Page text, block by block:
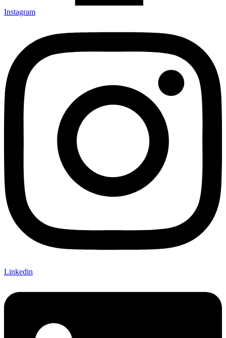
Instagram
Linkedin